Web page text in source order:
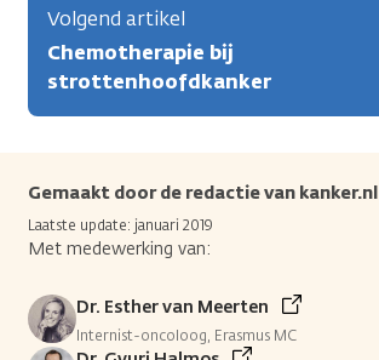
Volgend artikel
Chemotherapie bij
strottenhoofdkanker
Gemaakt door de redactie van kanker.nl
Laatste update: januari 2019
Met medewerking van:
Dr. Esther van Meerten
Internist-oncoloog, Erasmus MC